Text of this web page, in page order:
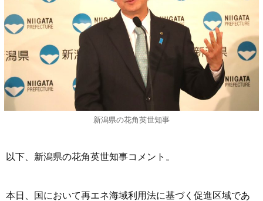
新潟県の花角英世知事
以下、新潟県の花角英世知事コメント。
本日、国において再エネ海域利用法に基づく促進区域であ